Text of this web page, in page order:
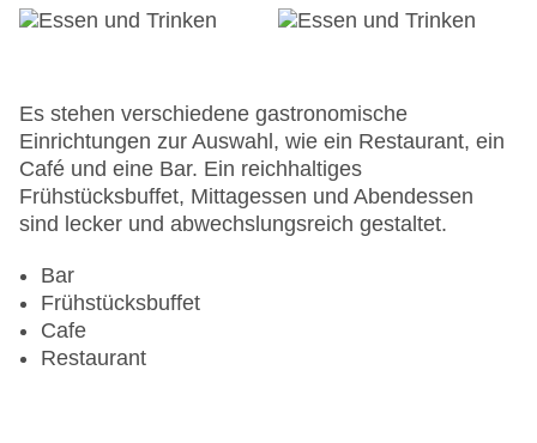
Lift
Gesamtanzahl der Zimmer: 30
Zahlungsarten: Mastercard, Visa
Landeskategorie: 4 Sterne
Es stehen verschiedene gastronomische
Einrichtungen zur Auswahl, wie ein Restaurant, ein
Café und eine Bar. Ein reichhaltiges
Frühstücksbuffet, Mittagessen und Abendessen
sind lecker und abwechslungsreich gestaltet.
Bar
Frühstücksbuffet
Cafe
Restaurant